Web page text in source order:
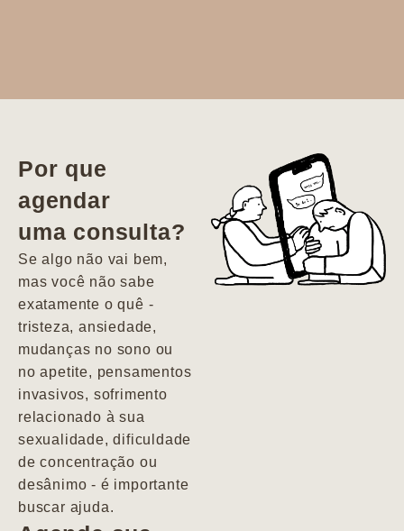
vida. Ela me
encontrou num
estado misto de
depressão e
agitação com
pensamentos
Por que
agendar
uma consulta?
Se algo não vai bem,
mas você não sabe
exatamente o quê -
tristeza, ansiedade,
mudanças no sono ou
no apetite, pensamentos
invasivos, sofrimento
relacionado à sua
sexualidade, dificuldade
de concentração ou
desânimo - é importante
buscar ajuda.